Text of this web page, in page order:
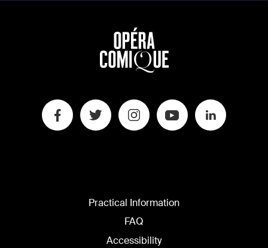
Practical Information
FAQ
Accessibility